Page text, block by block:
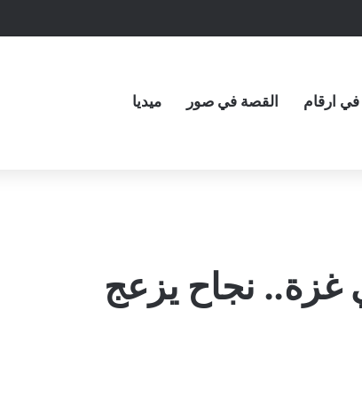
في ارقام القصة في صور ميديا
نجاح يزعج